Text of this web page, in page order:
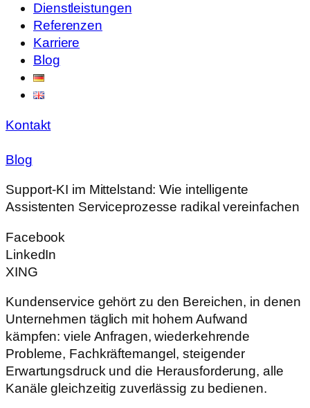
Dienstleistungen
Referenzen
Karriere
Blog
Kontakt
Blog
Support-KI im Mittelstand: Wie intelligente
Assistenten Serviceprozesse radikal vereinfachen
Facebook
LinkedIn
XING
Kundenservice gehört zu den Bereichen, in denen
Unternehmen täglich mit hohem Aufwand
kämpfen: viele Anfragen, wiederkehrende
Probleme, Fachkräftemangel, steigender
Erwartungsdruck und die Herausforderung, alle
Kanäle gleichzeitig zuverlässig zu bedienen.